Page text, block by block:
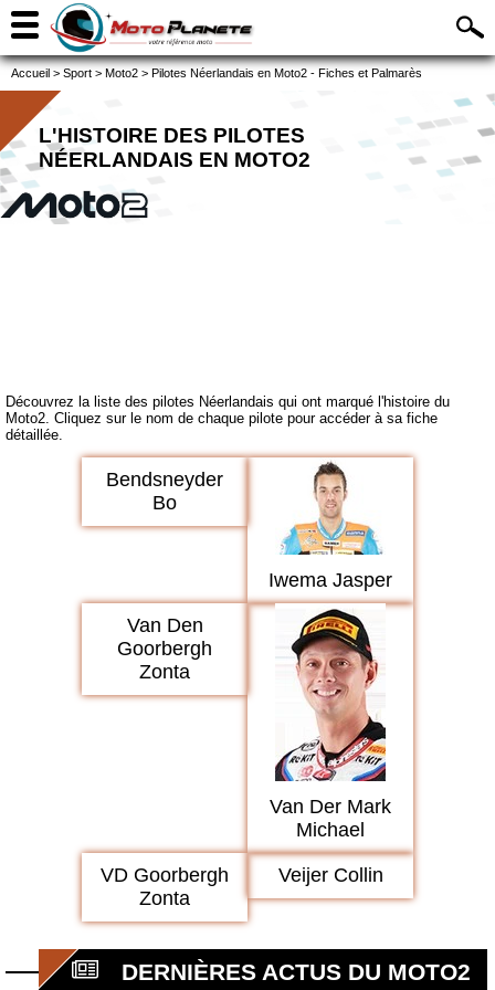
Accueil > Sport > Moto2 > Pilotes Néerlandais en Moto2 - Fiches et Palmarès
L'HISTOIRE DES PILOTES
NÉERLANDAIS EN MOTO2
Découvrez la liste des pilotes Néerlandais qui ont marqué l'histoire du
Moto2. Cliquez sur le nom de chaque pilote pour accéder à sa fiche
détaillée.
Bendsneyder
Bo
Iwema Jasper
Van Den
Goorbergh
Zonta
Van Der Mark
Michael
VD Goorbergh
Zonta
Veijer Collin
DERNIÈRES ACTUS DU MOTO2